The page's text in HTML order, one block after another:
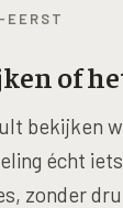
EERST
of
bekijken
écht
zonder